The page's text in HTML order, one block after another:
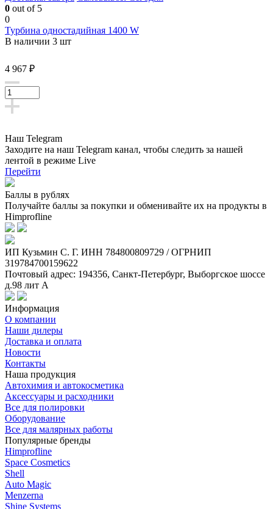
0 out of 5
0
Турбина одностадийная 1400 W
В наличии 3 шт
4 967 ₽
Наш Telegram
Заходите на наш Telegram канал, чтобы следить за нашей
лентой в режиме Live
Перейти
Баллы в рублях
Получайте баллы за покупки и обменивайте их на продукты в
Himprofline
ИП Кузьмин C. Г. ИНН 784800809729 / ОГРНИП
319784700159622
Почтовый адрес: 194356, Санкт-Петербург, Выборгское шоссе
д.98 лит А
Информация
О компании
Наши дилеры
Доставка и оплата
Новости
Контакты
Наша продукция
Автохимия и автокосметика
Аксессуары и расходники
Все для полировки
Оборудование
Все для малярных работы
Популярные бренды
Himprofline
Space Cosmetics
Shell
Auto Magic
Menzerna
Shine Systems